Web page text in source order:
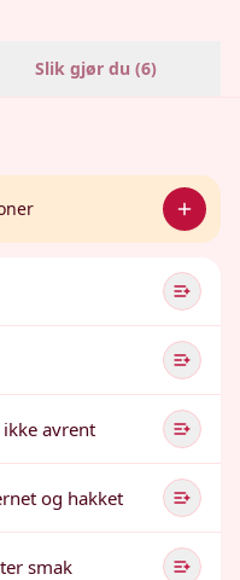
Slik gjør du (6)
avrent
og hakket
smak